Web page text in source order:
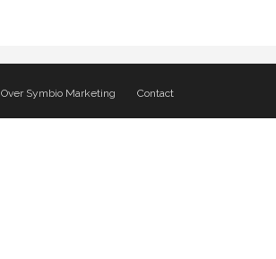
Over Symbio Marketing Contact